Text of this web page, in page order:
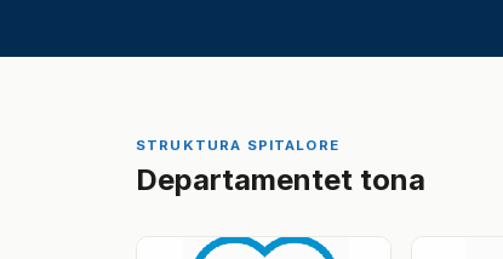
STRUKTURA SPITALORE
Departamentet tona